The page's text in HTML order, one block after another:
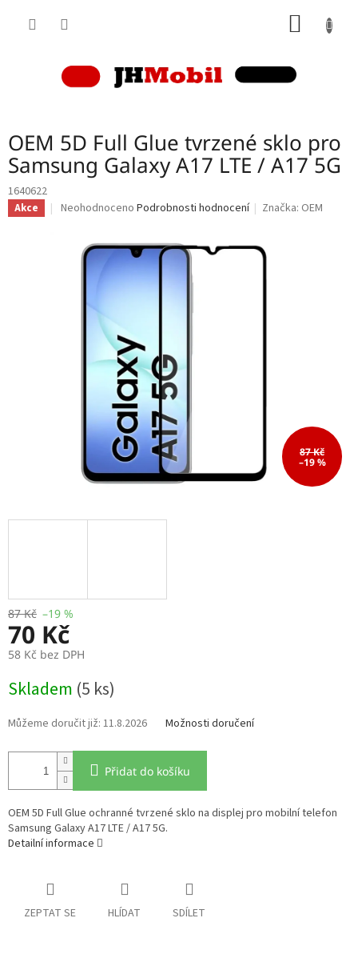
OEM 5D Full Glue tvrzené sklo pro
Samsung Galaxy A17 LTE / A17 5G
1640622
Akce
Průměrné
hvězdiček.
Neohodnoceno Podrobnosti hodnocení Značka: OEM
87 Kč
–19 %
87 Kč –19 %
70 Kč
58 Kč bez DPH
cena:
Skladem (5 ks)
11.8.2026 Možnosti doručení
Přidat do košíku
OEM 5D Full Glue ochranné tvrzené sklo na displej pro mobilní telefon
Samsung Galaxy A17 LTE / A17 5G.
Detailní informace
ZEPTAT SE HLÍDAT SDÍLET